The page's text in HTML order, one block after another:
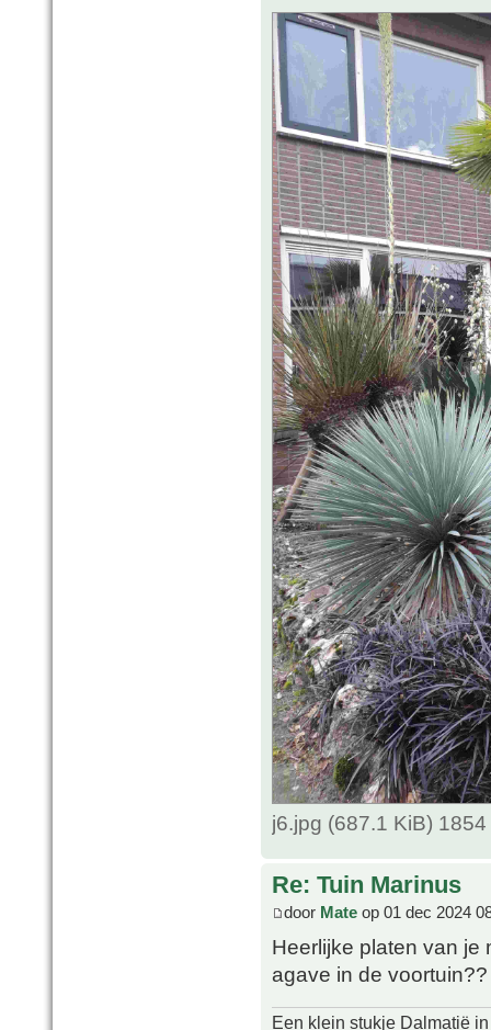
j6.jpg (687.1 KiB)
Re: Tuin Marinus
door Mate op 01 dec 2024
Heerlijke platen van je
agave in de voortuin??
Een klein stukje Dalmatië